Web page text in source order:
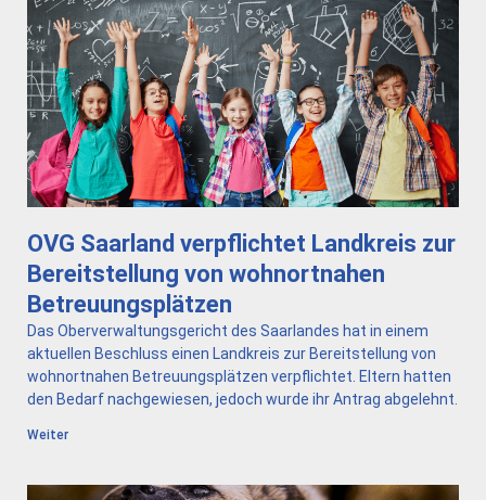
OVG Saarland verpflichtet Landkreis zur
Bereitstellung von wohnortnahen
Betreuungsplätzen
Das Oberverwaltungsgericht des Saarlandes hat in einem
aktuellen Beschluss einen Landkreis zur Bereitstellung von
wohnortnahen Betreuungsplätzen verpflichtet. Eltern hatten
den Bedarf nachgewiesen, jedoch wurde ihr Antrag abgelehnt.
Weiter